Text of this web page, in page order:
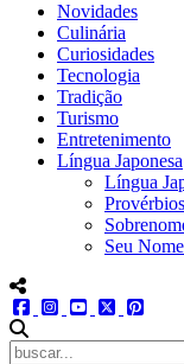
Novidades
Culinária
Curiosidades
Tecnologia
Tradição
Turismo
Entretenimento
Língua Japonesa
Língua
Seu
menu redes social
facebookinstagram
youtube
twitter